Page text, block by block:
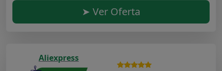
➤ Ver Oferta
Aliexpress